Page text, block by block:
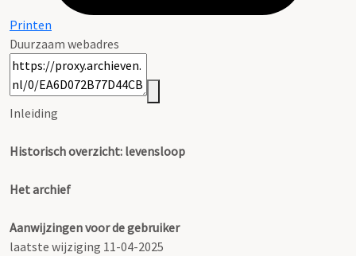
Printen
Duurzaam webadres
Inleiding
Historisch overzicht: levensloop
Het archief
Aanwijzingen voor de gebruiker
laatste wijziging 11-04-2025